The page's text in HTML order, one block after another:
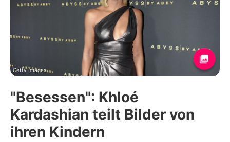
Filme & Serien
Lifestyle
Familie & Liebe
Promiflash Exklusiv
Alle Themen auf Promiflash
Getty Images
"Besessen": Khloé
Kardashian teilt Bilder von
ihren Kindern